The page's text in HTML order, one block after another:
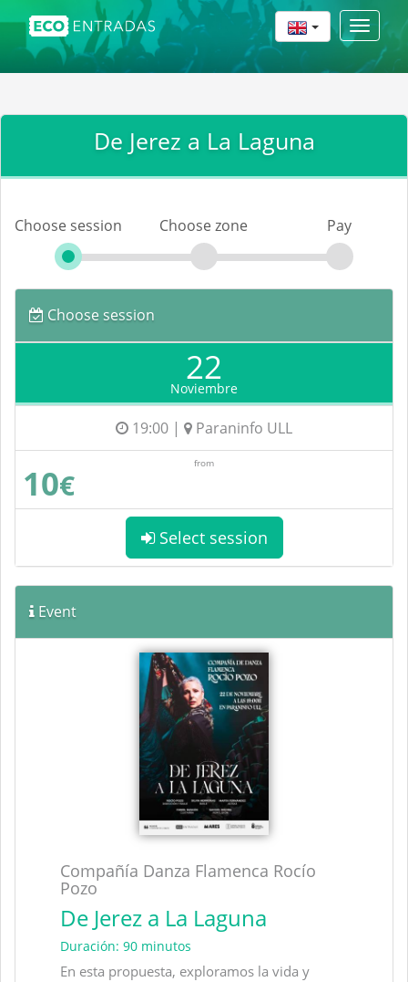
Toggle
De Jerez a La Laguna
Choose session Choose zone Pay
Choose session
22
Noviembre
19:00 | Paraninfo ULL
from
10€
Select session
Event
Compañía Danza Flamenca Rocío
Pozo
De Jerez a La Laguna
Duración: 90 minutos
En esta propuesta, exploramos la vida y